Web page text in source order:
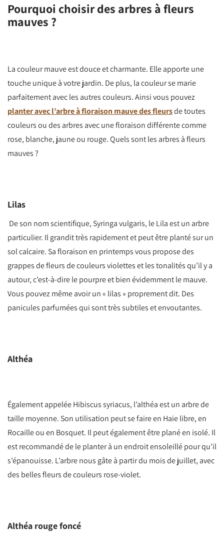
Pourquoi choisir des arbres à fleurs
mauves ?
La couleur mauve est douce et charmante. Elle apporte une
touche unique à votre jardin. De plus, la couleur se marie
parfaitement avec les autres couleurs. Ainsi vous pouvez
planter avec l’arbre à floraison mauve des fleursde toutes
couleurs ou des arbres avec une floraison différente comme
rose, blanche, jaune ou rouge. Quels sont les arbres à fleurs
mauves ?
Lilas
De son nom scientifique, Syringa vulgaris, le Lila est un arbre
particulier. Il grandit très rapidement et peut être planté sur un
sol calcaire. Sa floraison en printemps vous propose des
grappes de fleurs de couleurs violettes et les tonalités qu’il y a
autour, c’est-à-dire le pourpre et bien évidemment le mauve.
Vous pouvez même avoir un « lilas » proprement dit. Des
panicules parfumées qui sont très subtiles et envoutantes.
Althéa
Également appelée Hibiscus syriacus, l’althéa est un arbre de
taille moyenne. Son utilisation peut se faire en Haie libre, en
Rocaille ou en Bosquet. Il peut également être plané en isolé. Il
est recommandé de le planter à un endroit ensoleillé pour qu’il
s’épanouisse. L’arbre nous gâte à partir du mois de juillet, avec
des belles fleurs de couleurs rose-violet.
Althéa rouge foncé